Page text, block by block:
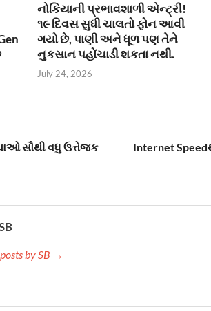
નોકિયાની પ્રભાવશાળી એન્ટ્રી!
૧૯ દિવસ સુધી ચાલતો ફોન આવી
ગયો છે, પાણી અને ધૂળ પણ તેને
નુકસાન પહોંચાડી શકતા નથી.
July 24, 2026
સૌથી વધુ ઉત્તેજક
Internet
by SB →